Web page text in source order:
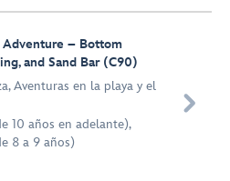
Adventure – Bottom
and Sand Bar (C90)
,Aventuras en la playa y el
10 años en adelante),
8 a 9 años)
